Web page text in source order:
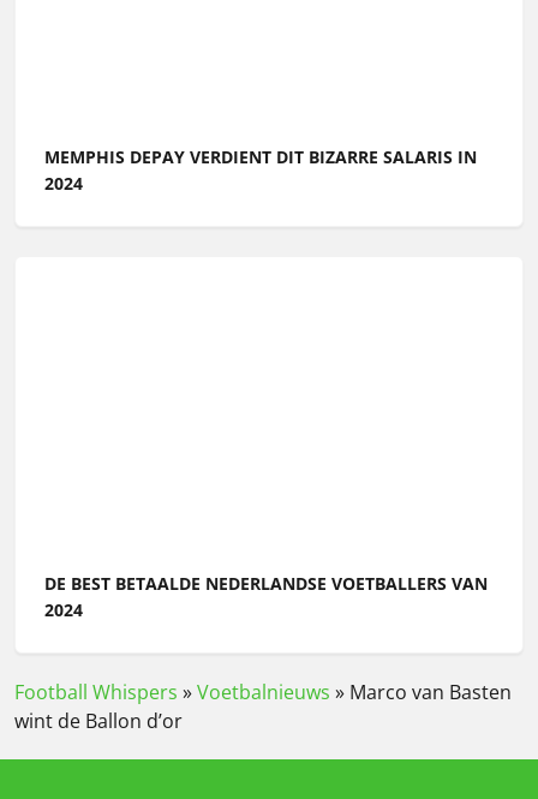
MEMPHIS DEPAY VERDIENT DIT BIZARRE SALARIS IN
2024
DE BEST BETAALDE NEDERLANDSE VOETBALLERS VAN
2024
Football Whispers »Voetbalnieuws » Marco van Basten
wint de Ballon d’or